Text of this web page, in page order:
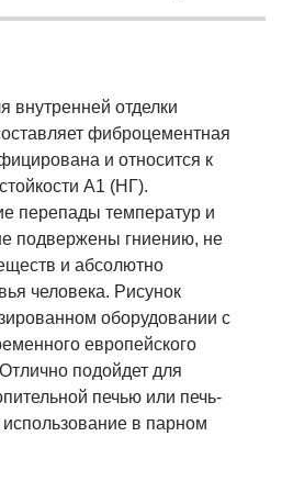
внутренней отделки
фиброцементная
и относится к
А1 (НГ).
перепады температур и
подвержены гниению, не
и абсолютно
человека. Рисунок
оборудовании с
европейского
подойдет для
печью или печь-
в парном